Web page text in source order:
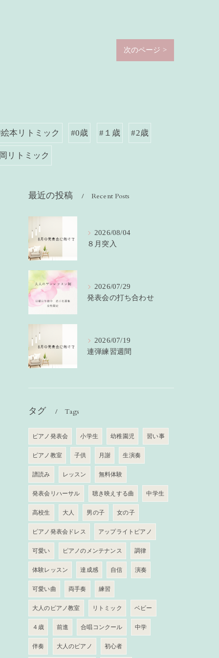
次のページ >
本リトミック #0歳 #１歳 #2歳
リトミック
最近の投稿 Recent Posts
2026/08/04
８月突入
2026/07/29
発表会の打ち合わせ
2026/07/19
連弾練習週間
タグ Tags
ピアノ発表会 小学生 幼稚園児 習い事
ピアノ教室 子供 月謝 生演奏
譜読み レッスン 無料体験
発表会リハーサル 聴き映えする曲 中学生
高校生 大人 男の子 女の子
ピアノ発表会ドレス アップライトピアノ
可愛い ピアノのメンテナンス 調律
体験レッスン 達成感 自信 演奏
可愛い曲 両手奏 練習
大人のピアノ教室 リトミック ベビー
４歳 前進 合唱コンクール 中学
伴奏 大人のピアノ 初心者